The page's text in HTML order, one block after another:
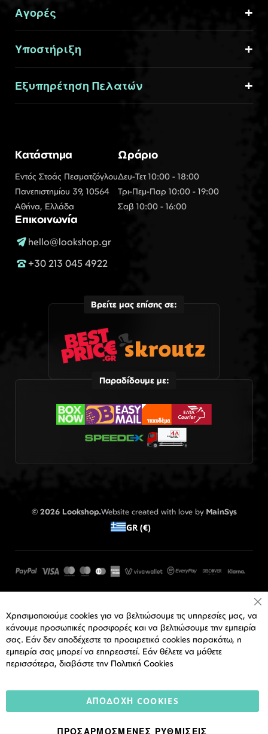
Αγορές
Υποστήριξη
Εξυπηρέτηση Πελατών
Κατάστημα
Εντός Στοάς Πεσματζόγλου
Πανεπιστημίου 39, 10564
Αθήνα, Ελλάδα
Ωράριο
Δευ-Τετ 10:00 - 18:00
Τρι-Πεμ-Παρ 10:00 - 19:00
Σαβ 10:00 - 16:00
Επικοινωνία
hello@lookshop.gr
+30 213 045 4922
Βρείτε μας επίσης σε:
Παραδίδουμε με:
© 2026 Lookshop.Website created with love by MainSys
GR (€)
Χρησιμοποιούμε cookies για να βελτιώσουμε τις υπηρεσίες μας, να
κάνουμε προσωπικές προσφορές και να βελτιώσουμε την εμπειρία
σας. Εάν δεν αποδέχεστε τα προαιρετικά cookies παρακάτω, η
εμπειρία σας μπορεί να επηρεαστεί. Εάν θέλετε να μάθετε
περισσότερα, διαβάστε την Πολιτική Cookies
ΑΠΟΔΟΧΉ COOKIES
ΠΡΟΣΑΡΜΟΣΜΈΝΕΣ ΡΥΘΜΊΣΕΙΣ